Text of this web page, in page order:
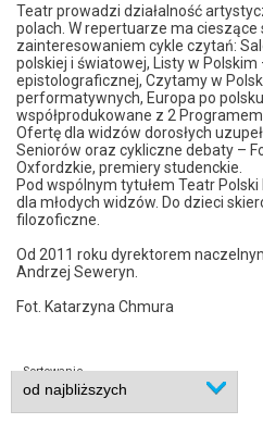
Teatr prowadzi działalność
polach. W repertuarze ma cieszące
zainteresowaniem cykle czytań:
polskiej i światowej, Listy w
epistolograficznej, Czytamy w
performatywnych, Europa po
współprodukowane z 2 Programem
Ofertę dla widzów dorosłych
Seniorów oraz cykliczne debaty –
Oxfordzkie, premiery studenckie.
Pod wspólnym tytułem Teatr
dla młodych widzów. Do dzieci
filozoficzne.
Od 2011 roku dyrektorem
Andrzej Seweryn.
Fot. Katarzyna Chmura
Sortowanie